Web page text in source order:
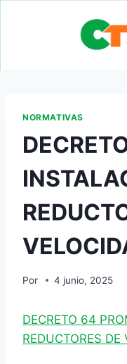
NORMATIVAS
Por 4 junio, 2025
DECRETO 64
REDUCTORES DE